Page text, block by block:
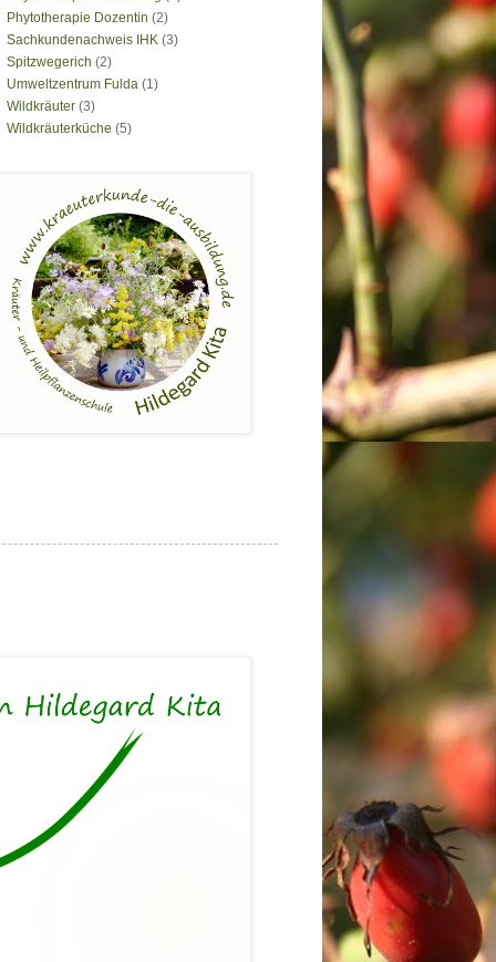
Phytotherapie Dozentin (2)
Sachkundenachweis IHK (3)
Spitzwegerich (2)
Umweltzentrum Fulda (1)
Wildkräuter (3)
Wildkräuterküche (5)